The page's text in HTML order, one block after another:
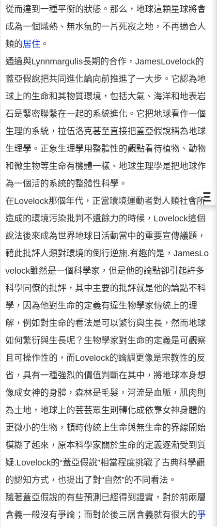
從而達到一種平衡的狀態。那么，地球這顆星球將會
成為一個熾熱、無水氣的一片死寂之地，不再適合人
類的居住 。
通過與Lynnmargulis長期的合作，JamesLovelock的
蓋亞假說把共同進化論向前推進了一大步。它認為地
球上的生命和其物質環境，包括大氣、海洋和地表岩
石是緊密聯繫在一起的系統進化。它把地球看作一個
生理的系統，拉伍洛克甚至直接把蓋亞假說稱為地球
生理學。正象生理學用整體性的觀點看待植物、動物
和微生物等生命有機體一樣、地球生理學是把地球作
為一個活的系統的整體性科學。
在Lovelock那個年代，正當環境運動者對人類社會所
造成的環境污染批判不遺餘力的時候，Lovelock這個
說法後來成為世界地球日活動當中的重要宣傳議題，
藉此批評人類對環境的倒行逆施.有趣的是，JamesLo
velock雖然是一個科學家，但是他的論點卻引起許多
科學同僚的批評，其中主要的批評就是他的論點不科
學，因為他對生命的定義有違生物學家傳統上的理
解，例如對生命的看法是可以繁衍與生長，然而地球
如何繁衍與生長呢？生物學家對生命的定義是可觀察
且可操作性的，而Lovelock的論調更像是宗教性的反
省，具有一種強烈的價值判斷在其中，將地球本身想
像成女神的身體，森林是毛髮，河流是血脈，肌肉則
為土地，地球上的芸芸眾生則轉化成依靠女神身體的
更微小的生物，頓時傳統上生命與無生命的界線開始
模糊了起來，原本科學家關於生命的定義逐漸受到質
疑.Lovelock的“蓋亞假說”相當程度挑戰了古典科學觀
的認知方式，也提出了對“自然”的不同看法。
隨著蓋亞假說的有些預測已經得到證實，對於前兩層
含義一般沒有爭論；而對於後三層含義就有很大的爭
Ξ